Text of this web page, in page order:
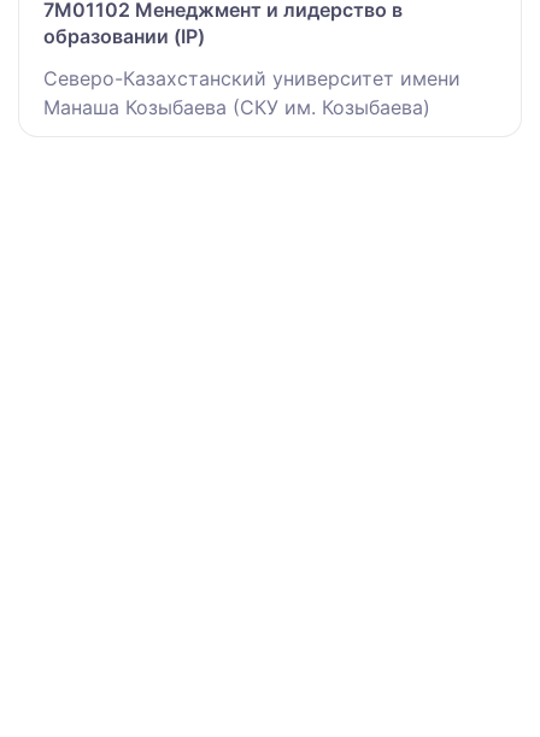
7M01102 Менеджмент и лидерство в
образовании (IP)
Северо-Казахстанский университет имени
Манаша Козыбаева (СКУ им. Козыбаева)